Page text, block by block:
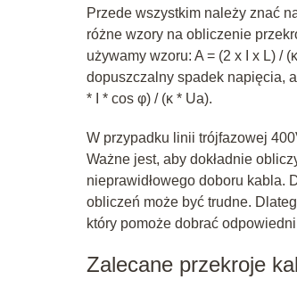
Przede wszystkim należy znać
różne wzory na obliczenie
używamy wzoru: A = (2 x I x L) /
dopuszczalny spadek napięcia,
* I * cos φ) / (κ * Ua).
W przypadku linii trójfazowej
Ważne jest, aby dokładnie
nieprawidłowego doboru kabla.
obliczeń może być trudne.
który pomoże dobrać
Zalecane przekroje